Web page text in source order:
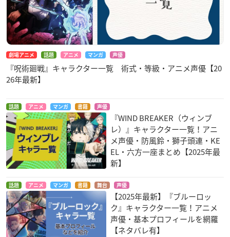
劇場アニメ 話題 アニメ マンガ 声優
『呪術廻戦』キャラクター一覧 術式・等級・アニメ声優【20
26年最新】
話題 アニメ マンガ 書籍 声優
『WIND BREAKER（ウィンブ
レ）』キャラクター一覧！アニ
メ声優・防風鈴・獅子頭連・KE
EL・六方一座まとめ【2025年最
新】
話題 アニメ マンガ 書籍 舞台 声優
【2025年最新】『ブルーロッ
ク』キャラクター一覧！アニメ
声優・基本プロフィールを網羅
【ネタバレ有】